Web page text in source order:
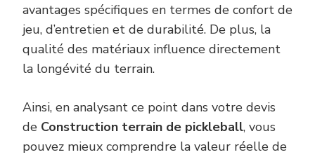
avantages spécifiques en termes de confort de
jeu, d’entretien et de durabilité. De plus, la
qualité des matériaux influence directement
la longévité du terrain.
Ainsi, en analysant ce point dans votre devis
de Construction terrain de pickleball, vous
pouvez mieux comprendre la valeur réelle de